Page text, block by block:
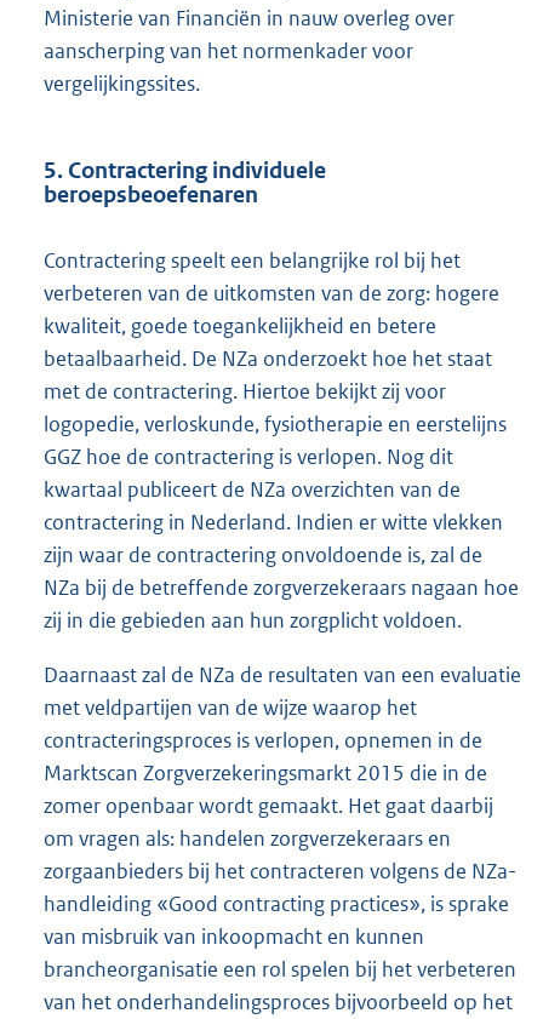
Ministerie van Financiën in nauw overleg over
aanscherping van het normenkader voor
vergelijkingssites.
5. Contractering individuele
beroepsbeoefenaren
Contractering speelt een belangrijke rol bij het
verbeteren van de uitkomsten van de zorg: hogere
kwaliteit, goede toegankelijkheid en betere
betaalbaarheid. De NZa onderzoekt hoe het staat
met de contractering. Hiertoe bekijkt zij voor
logopedie, verloskunde, fysiotherapie en eerstelijns
GGZ hoe de contractering is verlopen. Nog dit
kwartaal publiceert de NZa overzichten van de
contractering in Nederland. Indien er witte vlekken
zijn waar de contractering onvoldoende is, zal de
NZa bij de betreffende zorgverzekeraars nagaan hoe
zij in die gebieden aan hun zorgplicht voldoen.
Daarnaast zal de NZa de resultaten van een evaluatie
met veldpartijen van de wijze waarop het
contracteringsproces is verlopen, opnemen in de
Marktscan Zorgverzekeringsmarkt 2015 die in de
zomer openbaar wordt gemaakt. Het gaat daarbij
om vragen als: handelen zorgverzekeraars en
zorgaanbieders bij het contracteren volgens de NZa-
handleiding «Good contracting practices», is sprake
van misbruik van inkoopmacht en kunnen
brancheorganisatie een rol spelen bij het verbeteren
van het onderhandelingsproces bijvoorbeeld op het